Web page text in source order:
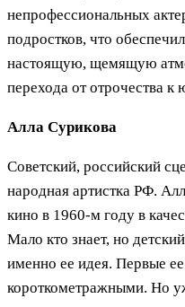
непрофессиональных
подростков, что
настоящую, щемящую
перехода от отрочества к
Алла Сурикова
Советский, российский
народная артистка РФ.
кино в 1960-м году в
Мало кто знает, но
именно ее идея. Первые
короткометражными. Но